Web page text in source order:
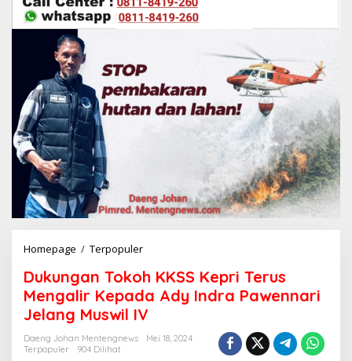
Homepage / Terpopuler
k
u
n
g
a
Dukungan Tokoh KKSS Kepri Terus
Mengalir Kepada Ady Indra Pawennari
Jelang Muswil IV
Daeng Johan Mentengnews
Mei 18, 2024
Terpopuler
904 Dilihat